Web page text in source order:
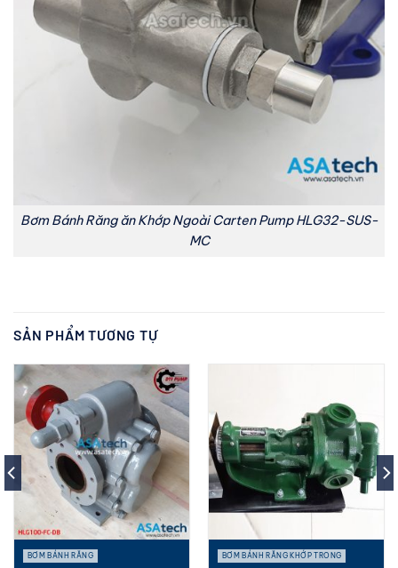
Bơm Bánh Răng ăn Khớp Ngoài Carten Pump HLG32-SUS-
MC
SẢN PHẨM TƯƠNG TỰ
BƠM BÁNH RĂNG BƠM BÁNH RĂNG KHỚP TRONG